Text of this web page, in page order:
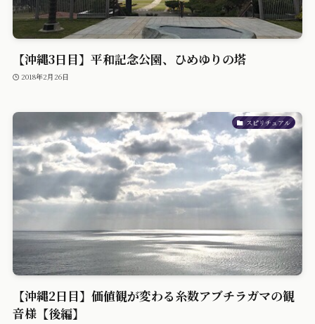
【沖縄3日目】平和記念公園、ひめゆりの塔
2018年2月26日
スピリチュアル
【沖縄2日目】価値観が変わる糸数アブチラガマの観
音様【後編】